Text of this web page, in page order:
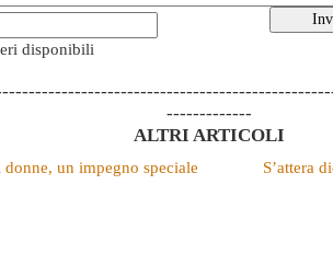
disponibili
-------------
ALTRI ARTICOLI
donne, un impegno speciale S’attera